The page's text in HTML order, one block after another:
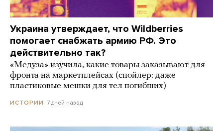
Украина утверждает, что Wildberries
помогает снабжать армию РФ. Это
действительно так?
«Медуза» изучила, какие товары заказывают для
фронта на маркетплейсах (спойлер: даже
пластиковые мешки для тел погибших)
ИСТОРИИ 7 дней назад